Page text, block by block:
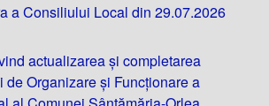
a Consiliului Local din 29.07.2026
actualizarea și completarea
de Organizare și Funcționare a